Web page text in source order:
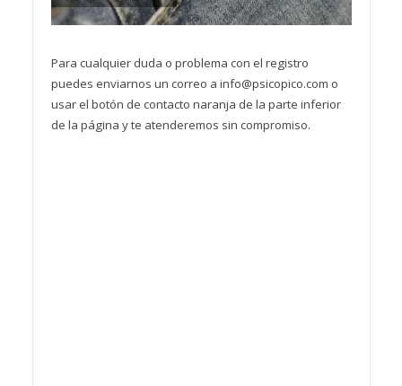
Para cualquier duda o problema con el registro
puedes enviarnos un correo a info@psicopico.com o
usar el botón de contacto naranja de la parte inferior
de la página y te atenderemos sin compromiso.